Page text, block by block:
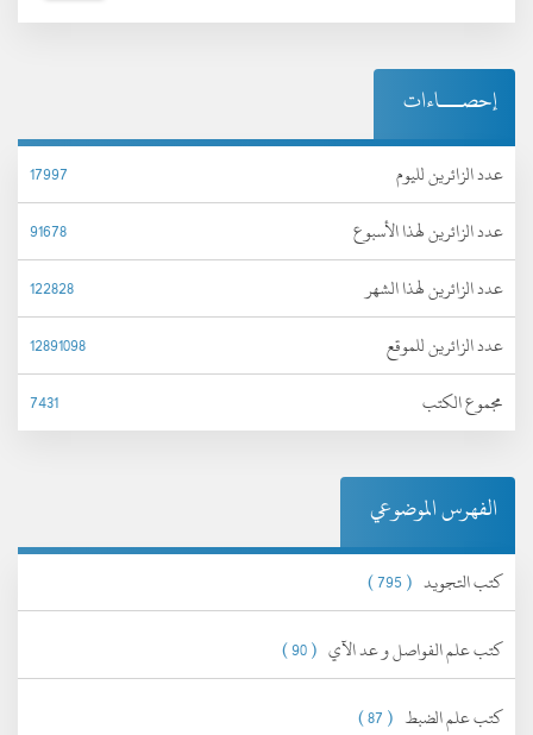
إحصـــاءات
عدد الزائرين لليوم
17997
عدد الزائرين لهذا الأسبوع
91678
عدد الزائرين لهذا الشهر
122828
عدد الزائرين للموقع
12891098
مجموع الكتب
7431
الفهرس الموضوعي
كتب التجويد ( 795 )
كتب علم الفواصل و عد الآي ( 90 )
كتب علم الضبط ( 87 )